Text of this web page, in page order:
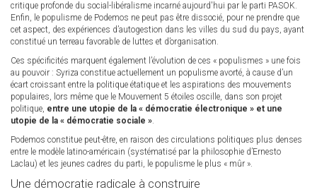
critique profonde du social-libéralisme incarné aujourd'hui par le parti PASOK.
Enfin, le populisme de Podemos ne peut pas être dissocié, pour ne prendre que
cet aspect, des expériences d’autogestion dans les villes du sud du pays, ayant
constitué un terreau favorable de luttes et d’organisation.
Ces spécificités marquent également l’évolution de ces « populismes » une fois
au pouvoir : Syriza constitue actuellement un populisme avorté, à cause d’un
écart croissant entre la politique étatique et les aspirations des mouvements
populaires, lors même que le Mouvement 5 étoiles oscille, dans son projet
politique, entre une utopie de la « démocratie électronique » et une
utopie de la « démocratie sociale ».
Podemos constitue peut-être, en raison des circulations politiques plus denses
entre le modèle latino-américain (systématisé par la philosophie d’Ernesto
Laclau) et les jeunes cadres du parti, le populisme le plus « mûr ».
Une démocratie radicale à construire